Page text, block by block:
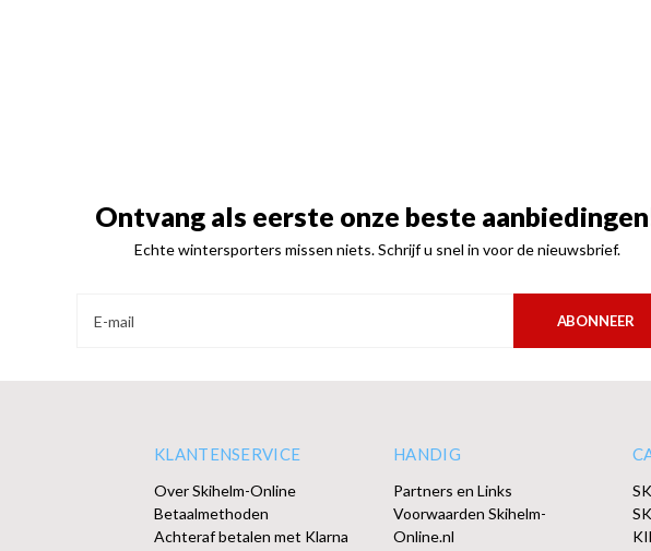
Ontvang als eerste onze beste
Echte wintersporters missen niets. Schrijf u snel in voor de nieuwsbrief.
ABONNEER
KLANTENSERVICE
Over Skihelm-Online
Betaalmethoden
Achteraf betalen met Klarna
HANDIG
Partners en Links
Voorwaarden Skihelm-
Online.nl